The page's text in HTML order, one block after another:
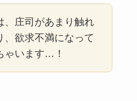
、庄司があまり触れ
、欲求不満になって
ゃいます…！